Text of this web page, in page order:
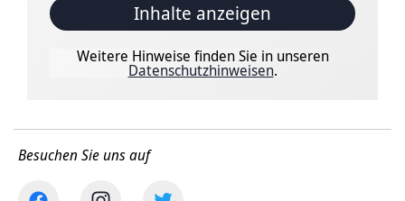
Inhalte anzeigen
Weitere Hinweise finden Sie in unseren
Datenschutzhinweisen.
Besuchen Sie uns auf